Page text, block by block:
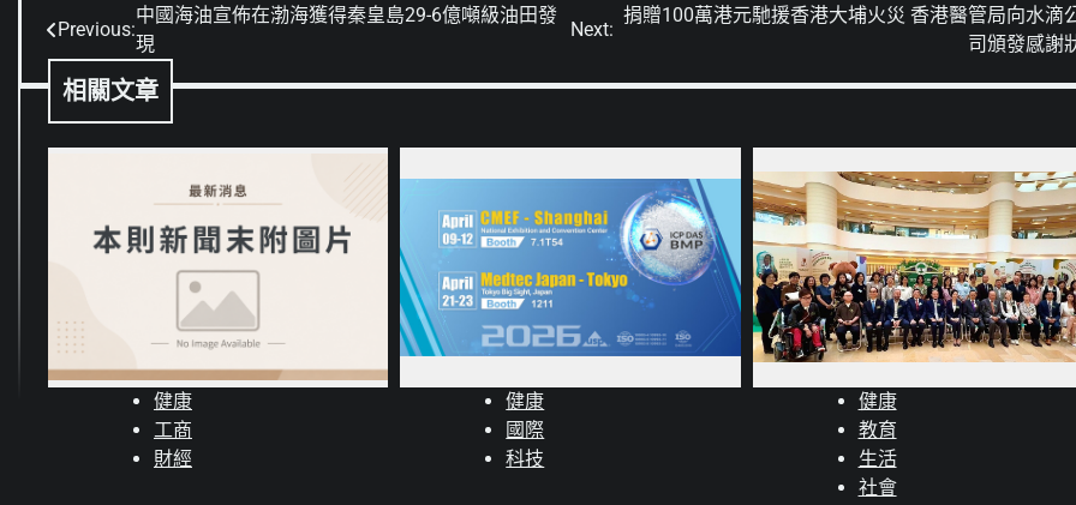
文
章
導
覽
Previous:
中國海油宣佈在渤海獲得秦皇島29-6億噸級油田發
現
Next:
捐贈100萬港元馳援香港大埔火災 香港醫管局向水滴
司頒發感謝
相關文章
健康
工商
財經
健康
國際
科技
健康
教育
生活
社會